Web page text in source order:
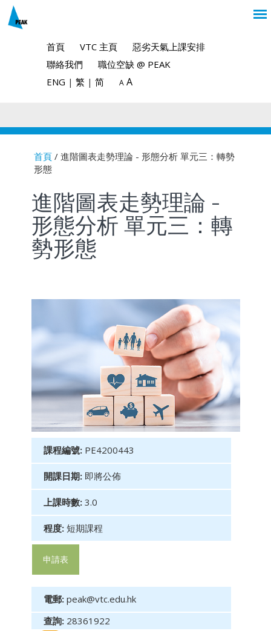
首頁 VTC 主頁
惡劣天氣上課安排
聯絡我們
職位空缺 @ PEAK
ENG | 繁 | 简 A A
You are here
首頁/ 進階圖表走勢理論 - 形態分析 單元三：轉勢
形態
進階圖表走勢理論 -
形態分析 單元三：轉
勢形態
課程編號: PE4200443
開課日期: 即將公佈
上課時數: 3.0
程度: 短期課程
申請表
電郵: peak@vtc.edu.hk
查詢: 28361922